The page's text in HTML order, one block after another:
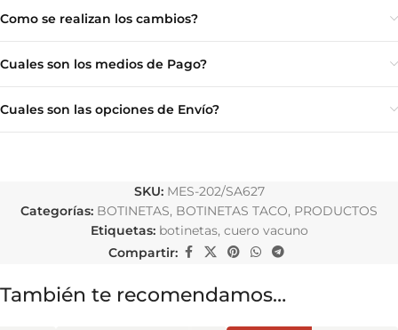
Como se realizan los cambios?
Cuales son los medios de Pago?
Cuales son las opciones de Envío?
SKU: MES-202/SA627
Categorías: BOTINETAS, BOTINETAS TACO, PRODUCTOS
Etiquetas: botinetas, cuero vacuno
Compartir:
También te recomendamos…